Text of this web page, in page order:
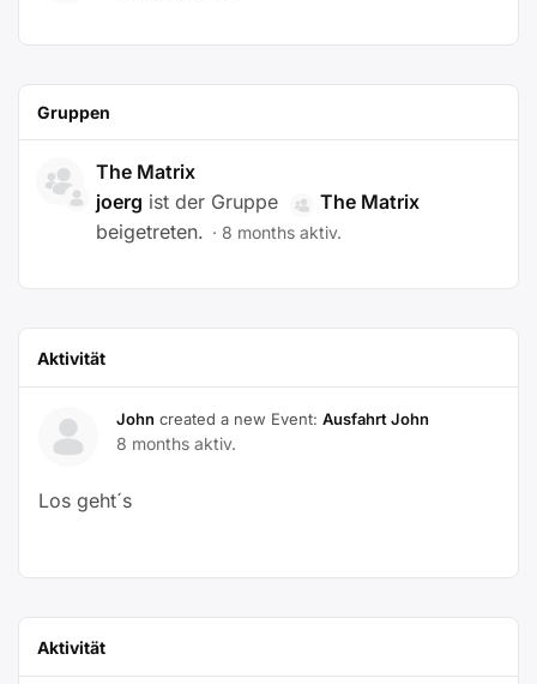
Gruppen
The Matrix
joerg ist der Gruppe
The Matrix
beigetreten.
8 months aktiv.
Aktivität
John created a new Event: Ausfahrt John
8 months aktiv.
Los geht´s
Aktivität